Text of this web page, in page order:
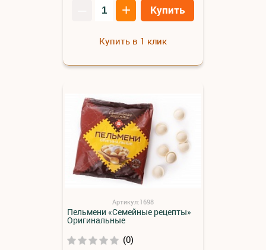
+ Купить
Купить в 1 клик
Артикул:1698
Пельмени «Семейные рецепты»
Оригинальные
(0)